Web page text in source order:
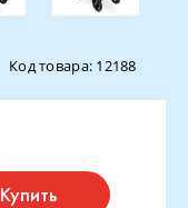
Код товара: 12188
Купить